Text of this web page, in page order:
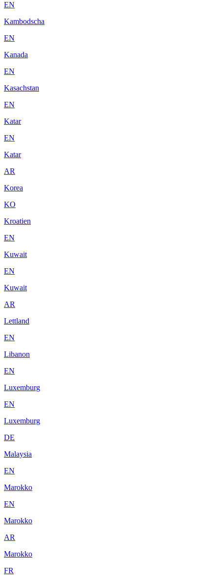
EN
Kambodscha
EN
Kanada
EN
Kasachstan
EN
Katar
EN
Katar
AR
Korea
KO
Kroatien
EN
Kuwait
EN
Kuwait
AR
Lettland
EN
Libanon
EN
Luxemburg
EN
Luxemburg
DE
Malaysia
EN
Marokko
EN
Marokko
AR
Marokko
FR